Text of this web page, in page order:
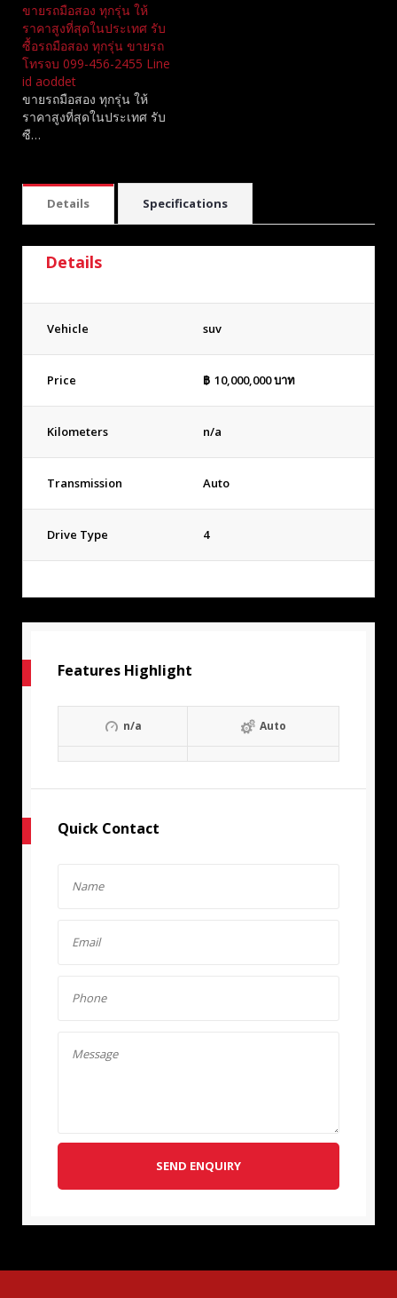
ขายรถมือสอง ทุกรุ่น ให้
ราคาสูงที่สุดในประเทศ รับ
ซื้อรถมือสอง ทุกรุ่น ขายรถ
โทรจบ 099-456-2455 Line
id aoddet
ขายรถมือสอง ทุกรุ่น ให้
ราคาสูงที่สุดในประเทศ รับ
ซื…
Details Specifications
Details
Vehicle suv
Price ฿ 10,000,000บาท
Kilometers n/a
Transmission Auto
Drive Type 4
Features Highlight
n/a Auto
Quick Contact
SEND ENQUIRY